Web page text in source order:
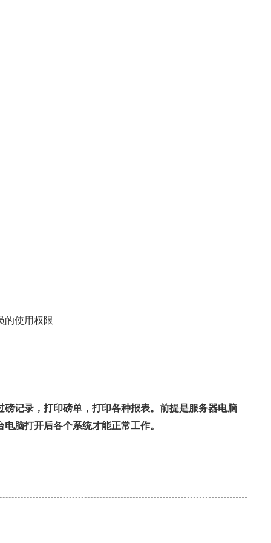
的使用权限
记录，打印磅单，打印各种报表。前提是服务器电脑
脑打开后各个系统才能正常工作。